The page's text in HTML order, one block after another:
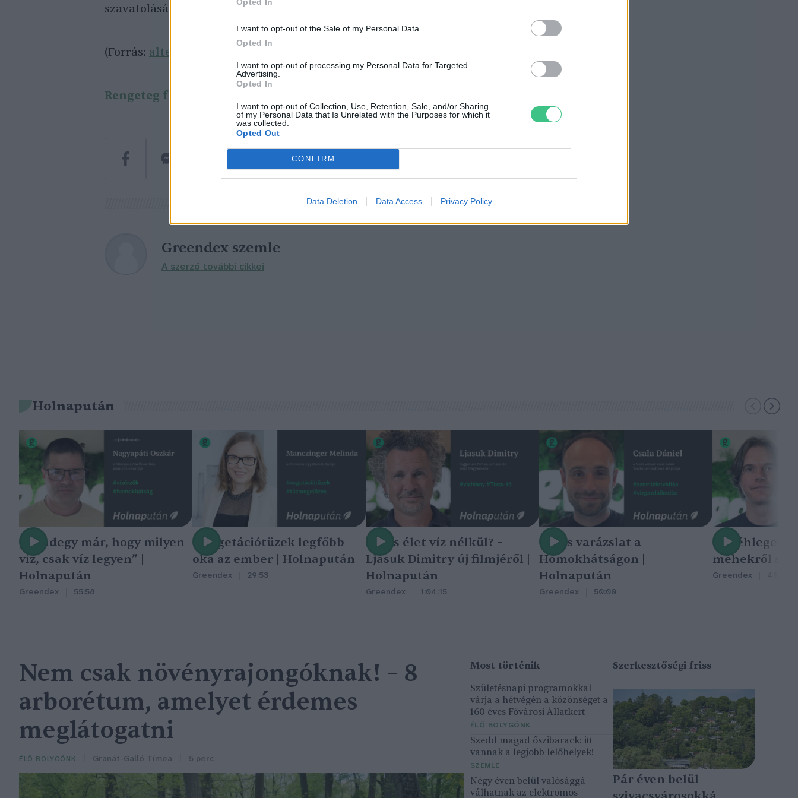
I want to opt-out of the Sale of my Personal Data.
Opted In
I want to opt-out of processing my Personal Data for Targeted
Advertising.
Opted In
I want to opt-out of Collection, Use, Retention, Sale, and/or Sharing
of my Personal Data that Is Unrelated with the Purposes for which it
was collected.
Opted Out
CONFIRM
Data Deletion Data Access Privacy Policy
szavatolásáról szóló jelentését.
(Forrás: alternativenergia.hu
Rengeteg fontos információ vár még rád! Nézz szét!
Greendex szemle
A szerző további cikkei
Holnapután
„Mindegy már, hogy milyen
víz, csak víz legyen” |
Holnapután
Greendex 55:58
A vegetációtüzek legfőbb
oka az ember | Holnapután
Greendex 29:53
Nincs élet víz nélkül? –
Ljasuk Dimitry új filmjéről |
Holnapután
Greendex 1:04:15
Nincs varázslat a
Homokhátságon |
Holnapután
Greendex 50:00
A méhlegelő
méhekről
Greendex
Nem csak növényrajongóknak! – 8
arborétum, amelyet érdemes
meglátogatni
ÉLŐ BOLYGÓNK Granát-Galló Tímea 5 perc
Születésnapi programokkal
várja a hétvégén a közönséget a
160 éves Fővárosi Állatkert
ÉLŐ BOLYGÓNK
Szedd magad őszibarack: itt
vannak a legjobb lelőhelyek!
SZEMLE
Négy éven belül valósággá
válhatnak az elektromos
Pár éven belül